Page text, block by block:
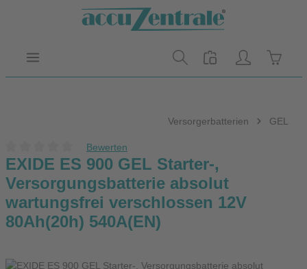
Zum Hauptinhalt springen
Versorgerbatterien GEL
Durchschnittliche Bewertung von 0 von 5 Sternen
Bewerten
EXIDE ES 900 GEL Starter-,
Versorgungsbatterie absolut
wartungsfrei verschlossen 12V
80Ah(20h) 540A(EN)
Bildergalerie überspringen